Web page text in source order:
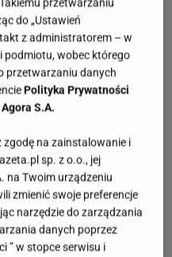
przetwarzaniu
do „Ustawień
z administratorem – w
podmiotu, wobec którego
przetwarzaniu danych
Polityka Prywatności
S.A.
zgodę na zainstalowanie i
sp. z o.o., jej
na Twoim urządzeniu
zmienić swoje preferencje
narzędzie do zarządzania
danych poprzez
” w stopce serwisu i